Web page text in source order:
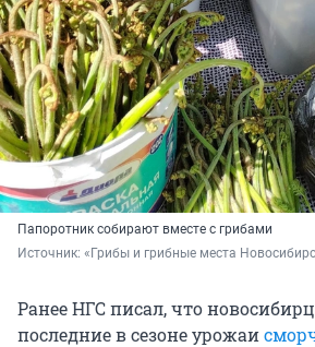
Папоротник собирают вместе с грибами
Источник: «Грибы и грибные места
Ранее НГС писал, что
последние в сезоне урожаи